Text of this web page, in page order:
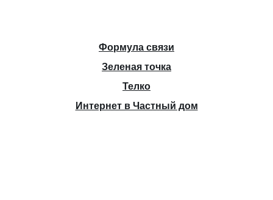
Формула связи
Зеленая точка
Телко
Интернет в Частный дом